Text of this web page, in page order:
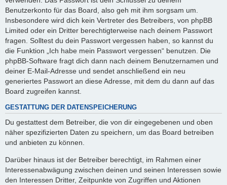
Benutzerkonto für das Board, also geh mit ihm sorgsam um.
Insbesondere wird dich kein Vertreter des Betreibers, von phpBB
Limited oder ein Dritter berechtigterweise nach deinem Passwort
fragen. Solltest du dein Passwort vergessen haben, so kannst du
die Funktion „Ich habe mein Passwort vergessen“ benutzen. Die
phpBB-Software fragt dich dann nach deinem Benutzernamen und
deiner E-Mail-Adresse und sendet anschließend ein neu
generiertes Passwort an diese Adresse, mit dem du dann auf das
Board zugreifen kannst.
GESTATTUNG DER DATENSPEICHERUNG
Du gestattest dem Betreiber, die von dir eingegebenen und oben
näher spezifizierten Daten zu speichern, um das Board betreiben
und anbieten zu können.
Darüber hinaus ist der Betreiber berechtigt, im Rahmen einer
Interessenabwägung zwischen deinen und seinen Interessen sowie
den Interessen Dritter, Zeitpunkte von Zugriffen und Aktionen